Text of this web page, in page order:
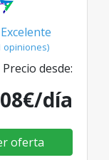
Excelente
opiniones)
Precio desde:
día
oferta